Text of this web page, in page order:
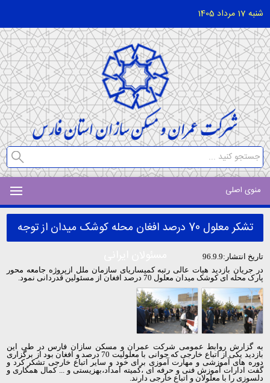
شنبه 17 مرداد 1405
منوی اصلی
تشکر معلول 70 درصد افغان محله کوشک میدان از توجه
تاریخ انتشار:96.9.9
در جریان بازدید هیات عالی رتبه کمیساریای سازمان ملل ازپروژه جامعه محور
پارک محله ای کوشک میدان معلول 70 درصد افغان از مسئولین قدردانی نمود.
به گزارش روابط عمومی شرکت عمران و مسکن سازان فارس در طی این
بازدید یکی از اتباع خارجی که جوانی با معلولیت 70 درصد و افغان بود از برگزاری
دوره های آموزشی و مهارت آموزی برای خود و سایر اتباع خارجی تشکر کرد و
گفت ادارات آموزش فنی و حرفه ای ،کمیته امداد،بهزیستی و ... کمال همکاری و
دلسوزی را با معلولان و اتباع خارجی دارند.